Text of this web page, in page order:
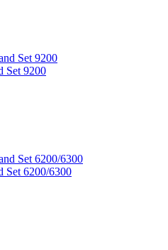
Set 9200
Set 6200/6300